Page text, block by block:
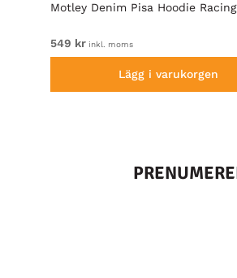
Motley Denim Pisa Hoodie
549 kr inkl. moms
Lägg i varukorgen